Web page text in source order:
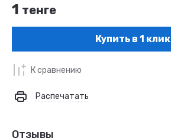
1 тенге
Купить в 1 клик
К сравнению
Распечатать
Отзывы